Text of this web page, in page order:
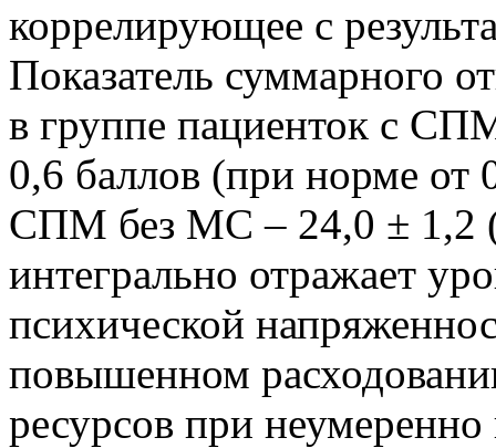
коррелирующее с
Показатель суммарного
в группе пациенток с
0,6 баллов (при норме от
СПМ без МС – 24,0 ± 1,2
интегрально отражает
психической
повышенном
ресурсов при